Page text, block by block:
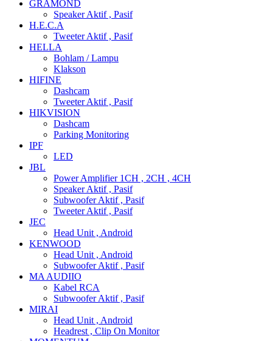
GRAMOND
Speaker Aktif , Pasif
H.E.C.A
Tweeter Aktif , Pasif
HELLA
Bohlam / Lampu
Klakson
HIFINE
Dashcam
Tweeter Aktif , Pasif
HIKVISION
Dashcam
Parking Monitoring
IPF
LED
JBL
Power Amplifier 1CH , 2CH , 4CH
Speaker Aktif , Pasif
Subwoofer Aktif , Pasif
Tweeter Aktif , Pasif
JEC
Head Unit , Android
KENWOOD
Head Unit , Android
Subwoofer Aktif , Pasif
MA AUDIIO
Kabel RCA
Subwoofer Aktif , Pasif
MIRAI
Head Unit , Android
Headrest , Clip On Monitor